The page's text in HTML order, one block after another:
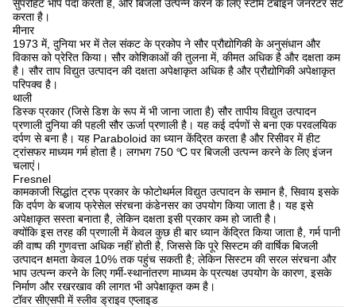
सुपरहिट भाप पैदा करता है, और बिजली उत्पन्न करने के लिए स्टीम टर्बाइन जनरेटर सेट
करता है।
मीनार
1973 में, दुनिया भर में तेल संकट के प्रकोप ने सौर प्रौद्योगिकी के अनुसंधान और
विकास को प्रेरित किया। सौर कोशिकाओं की तुलना में, कीमत अधिक है और दक्षता कम
है। सौर ताप विद्युत उत्पादन की दक्षता अपेक्षाकृत अधिक है और प्रौद्योगिकी अपेक्षाकृत
परिपक्व है।
थाली
डिस्क प्रकार (जिसे डिश के रूप में भी जाना जाता है) सौर तापीय विद्युत उत्पादन
प्रणाली दुनिया की पहली सौर ऊर्जा प्रणाली है। यह कई दर्पणों से बना एक परवलयिक
दर्पण से बना है। यह Paraboloid का ध्यान केंद्रित करता है और रिसीवर में हीट
ट्रांसफर माध्यम गर्म होता है। लगभग 750 ℃ ​​पर बिजली उत्पन्न करने के लिए इंजन
चलाएं।
Fresnel
कामकाजी सिद्धांत ट्रफ प्रकार के फोटोथर्मल विद्युत उत्पादन के समान है, सिवाय इसके
कि दर्पण के बजाय फ्रेसेल संरचना कंडेनसर का उपयोग किया जाता है। यह इसे
अपेक्षाकृत सस्ता बनाता है, लेकिन दक्षता इसी प्रकार कम हो जाती है।
क्योंकि इस तरह की प्रणाली में केवल कुछ ही बार ध्यान केंद्रित किया जाता है, गर्म पानी
की वाष्प की गुणवत्ता अधिक नहीं होती है, जिससे कि पूरे सिस्टम की वार्षिक बिजली
उत्पादन क्षमता केवल 10% तक पहुंच सकती है; लेकिन सिस्टम की सरल संरचना और
भाप उत्पन्न करने के लिए गर्मी-स्थानांतरण माध्यम के प्रत्यक्ष उपयोग के कारण, इसके
निर्माण और रखरखाव की लागत भी अपेक्षाकृत कम है।
टॉवर सीएसपी में स्लीव ड्राइव एप्लाइड